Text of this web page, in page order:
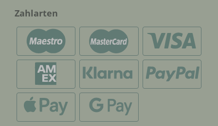
Zahlarten